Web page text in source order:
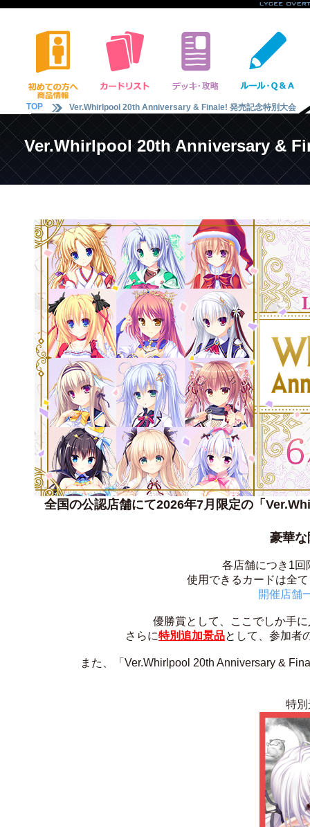
TOP Ver.Whirlpool 20th Anniversary & Finale! 発売記念特別大会
Ver.Whirlpool 20th Anniversary &
全国の公認店舗にて2026年7月限定の「
豪華
各店舗につき1回
使用できるカードは全
開催店舗
優勝賞として、ここでしか手
さらに特別追加景品として、参加者
また、「Ver.Whirlpool 20th Anniversary &
特